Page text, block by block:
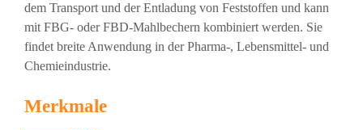
dem Transport und der Entladung von Feststoffen und kann
mit FBG- oder FBD-Mahlbechern kombiniert werden. Sie
findet breite Anwendung in der Pharma-, Lebensmittel- und
Chemieindustrie.
Merkmale